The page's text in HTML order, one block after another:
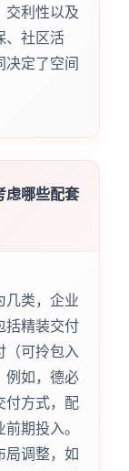
交利性以及
、社区活
决定了空间
虑哪些配套
几类，企业
括精装交付
（可拎包入
例如，德必
付方式，配
期投入。
局调整，如